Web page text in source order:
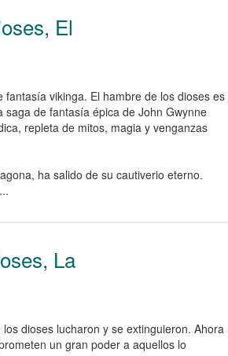
El
vikinga. El hambre de los dioses es
saga de fantasía épica de John Gwynne
repleta de mitos, magia y venganzas
ha salido de su cautiverio eterno.
La
dioses lucharon y se extinguieron. Ahora
un gran poder a aquellos lo